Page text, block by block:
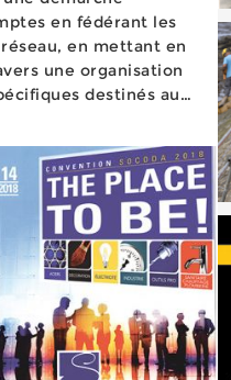
en fédérant les
en mettant en
une organisation
destinés aux